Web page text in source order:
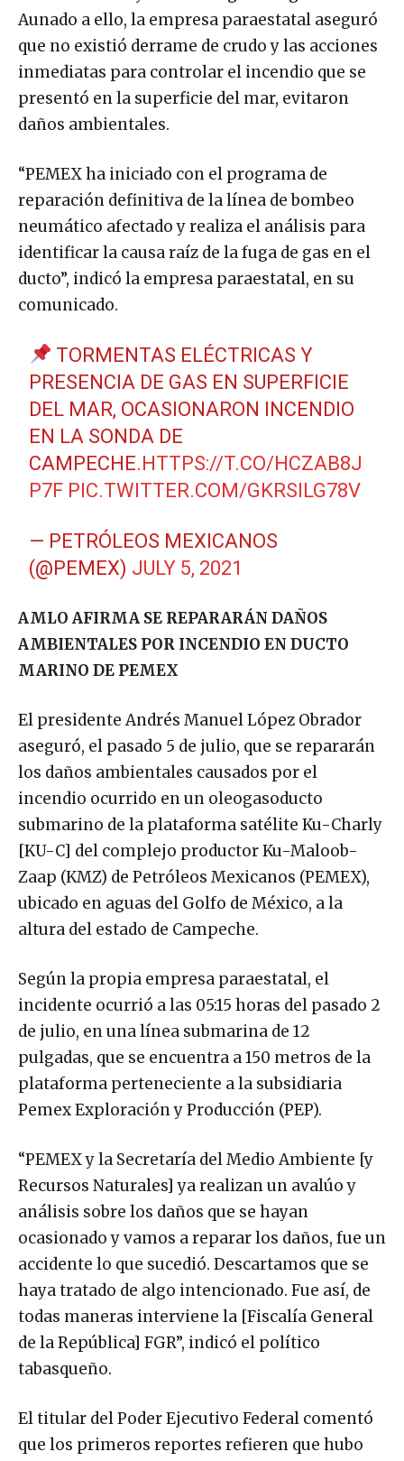
Aunado a ello, la empresa paraestatal aseguró
que no existió derrame de crudo y las acciones
inmediatas para controlar el incendio que se
presentó en la superficie del mar, evitaron
daños ambientales.
“PEMEX ha iniciado con el programa de
reparación definitiva de la línea de bombeo
neumático afectado y realiza el análisis para
identificar la causa raíz de la fuga de gas en el
ducto”, indicó la empresa paraestatal, en su
comunicado.
TORMENTAS ELÉCTRICAS Y
PRESENCIA DE GAS EN SUPERFICIE
DEL MAR, OCASIONARON INCENDIO
EN LA SONDA DE
CAMPECHE.HTTPS://T.CO/HCZAB8J
P7F PIC.TWITTER.COM/GKRSILG78V
— PETRÓLEOS MEXICANOS
(@PEMEX) JULY 5, 2021
AMLO AFIRMA SE REPARARÁN DAÑOS
AMBIENTALES POR INCENDIO EN DUCTO
MARINO DE PEMEX
El presidente Andrés Manuel López Obrador
aseguró, el pasado 5 de julio, que se repararán
los daños ambientales causados por el
incendio ocurrido en un oleogasoducto
submarino de la plataforma satélite Ku-Charly
[KU-C] del complejo productor Ku-Maloob-
Zaap (KMZ) de Petróleos Mexicanos (PEMEX),
ubicado en aguas del Golfo de México, a la
altura del estado de Campeche.
Según la propia empresa paraestatal, el
incidente ocurrió a las 05:15 horas del pasado 2
de julio, en una línea submarina de 12
pulgadas, que se encuentra a 150 metros de la
plataforma perteneciente a la subsidiaria
Pemex Exploración y Producción (PEP).
“PEMEX y la Secretaría del Medio Ambiente [y
Recursos Naturales] ya realizan un avalúo y
análisis sobre los daños que se hayan
ocasionado y vamos a reparar los daños, fue un
accidente lo que sucedió. Descartamos que se
haya tratado de algo intencionado. Fue así, de
todas maneras interviene la [Fiscalía General
de la República] FGR”, indicó el político
tabasqueño.
El titular del Poder Ejecutivo Federal comentó
que los primeros reportes refieren que hubo